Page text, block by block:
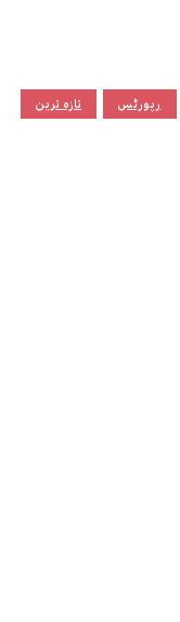
تازہ ترین رپورٹس